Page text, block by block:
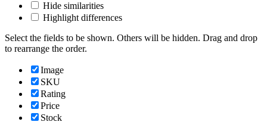
Hide similarities
Highlight differences
Select the fields to be shown. Others will be hidden. Drag and drop
to rearrange the order.
Image
SKU
Rating
Price
Stock